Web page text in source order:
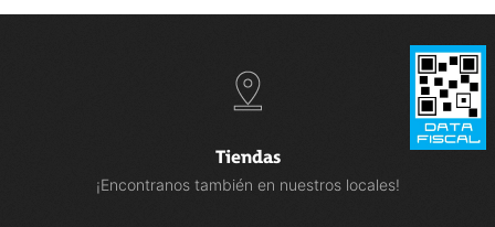
Tiendas
¡Encontranos también en nuestros locales!